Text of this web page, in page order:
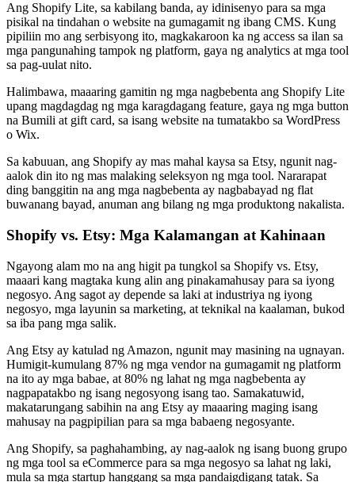
Ang Shopify Lite, sa kabilang banda, ay idinisenyo para sa mga
pisikal na tindahan o website na gumagamit ng ibang CMS. Kung
pipiliin mo ang serbisyong ito, magkakaroon ka ng access sa ilan sa
mga pangunahing tampok ng platform, gaya ng analytics at mga tool
sa pag-uulat nito.
Halimbawa, maaaring gamitin ng mga nagbebenta ang Shopify Lite
upang magdagdag ng mga karagdagang feature, gaya ng mga button
na Bumili at gift card, sa isang website na tumatakbo sa WordPress
o Wix.
Sa kabuuan, ang Shopify ay mas mahal kaysa sa Etsy, ngunit nag-
aalok din ito ng mas malaking seleksyon ng mga tool. Nararapat
ding banggitin na ang mga nagbebenta ay nagbabayad ng flat
buwanang bayad, anuman ang bilang ng mga produktong nakalista.
Shopify vs. Etsy: Mga Kalamangan at Kahinaan
Ngayong alam mo na ang higit pa tungkol sa Shopify vs. Etsy,
maaari kang magtaka kung alin ang pinakamahusay para sa iyong
negosyo. Ang sagot ay depende sa laki at industriya ng iyong
negosyo, mga layunin sa marketing, at teknikal na kaalaman, bukod
sa iba pang mga salik.
Ang Etsy ay katulad ng Amazon, ngunit may masining na ugnayan.
Humigit-kumulang 87% ng mga vendor na gumagamit ng platform
na ito ay mga babae, at 80% ng lahat ng mga nagbebenta ay
nagpapatakbo ng isang negosyong isang tao. Samakatuwid,
makatarungang sabihin na ang Etsy ay maaaring maging isang
mahusay na pagpipilian para sa mga babaeng negosyante.
Ang Shopify, sa paghahambing, ay nag-aalok ng isang buong grupo
ng mga tool sa eCommerce para sa mga negosyo sa lahat ng laki,
mula sa mga startup hanggang sa mga pandaigdigang tatak. Sa